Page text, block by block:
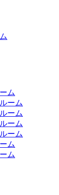
ム
ーム
ーム
ーム
ーム
ム
ム